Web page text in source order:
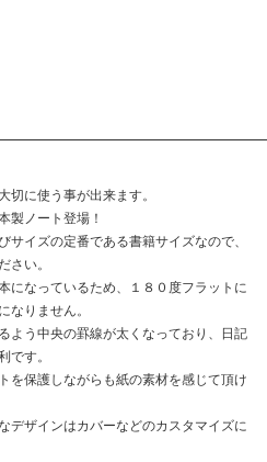
切に使う事が出来ます。
製ノート登場！
イズの定番である書籍サイズなので、
さい。
になっているため、１８０度フラットに
なりません。
よう中央の罫線が太くなっており、日記
です。
を保護しながらも紙の素材を感じて頂け
デザインはカバーなどのカスタマイズに